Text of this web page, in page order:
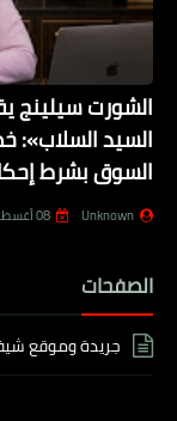
الشورت سيلينج
السيد السلاب»:
السوق بشرط
Unknown 08 أغسطس 2026
الصفحات
جريدة وموقع